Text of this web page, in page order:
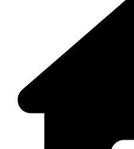
Bronnen en collecties